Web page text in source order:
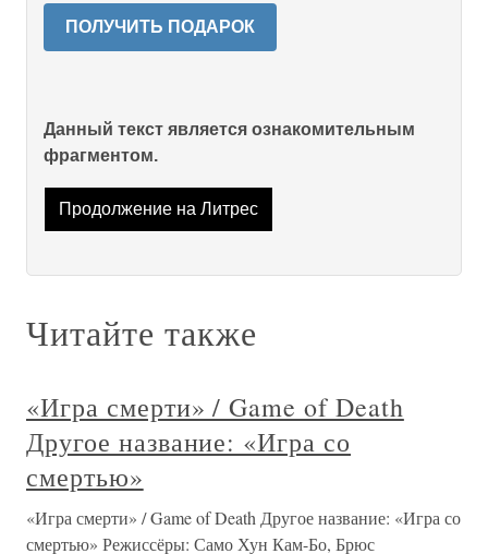
ПОЛУЧИТЬ ПОДАРОК
Данный текст является ознакомительным
фрагментом.
Продолжение на Литрес
Читайте также
«Игра смерти» / Game of Death
Другое название: «Игра со
смертью»
«Игра смерти» / Game of Death Другое название: «Игра со
смертью» Режиссёры: Само Хун Кам-Бо, Брюс